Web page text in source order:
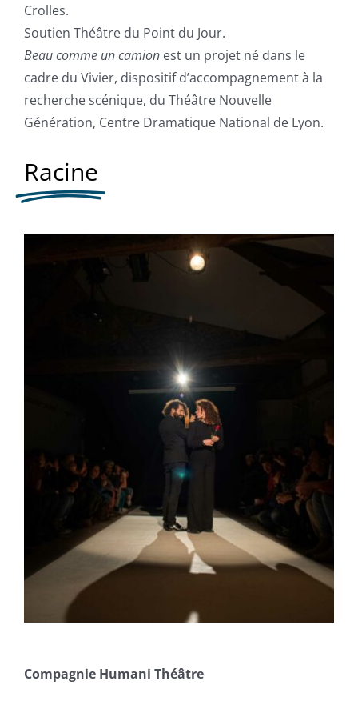
Crolles.
Soutien Théâtre du Point du Jour.
Beau comme un camionest un projet né dans le
cadre du Vivier, dispositif d’accompagnement à la
recherche scénique, du Théâtre Nouvelle
Génération, Centre Dramatique National de Lyon.
Racine
Compagnie Humani Théâtre